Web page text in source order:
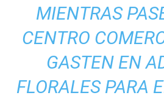
MIENTRAS
CENTRO
GASTEN EN
FLORALES PARA